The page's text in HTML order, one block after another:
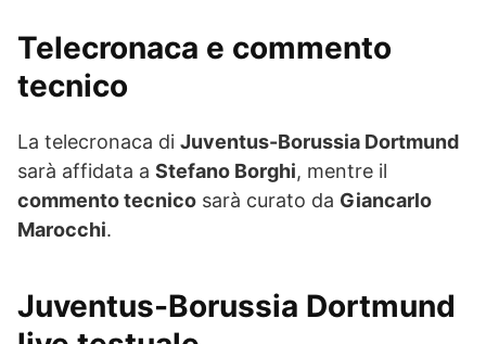
Telecronaca e commento
tecnico
La telecronaca di Juventus-Borussia Dortmund
sarà affidata a Stefano Borghi, mentre il
commento tecnico sarà curato da Giancarlo
Marocchi.
Juventus-Borussia Dortmund